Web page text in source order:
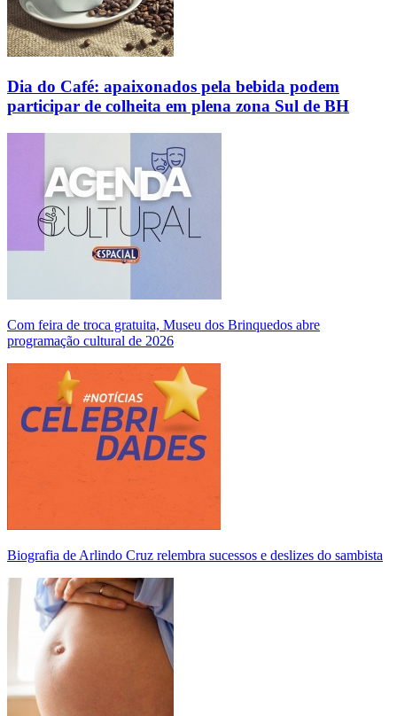
Dia do Café: apaixonados pela bebida podem
participar de colheita em plena zona Sul de BH
Com feira de troca gratuita, Museu dos Brinquedos abre
programação cultural de 2026
Biografia de Arlindo Cruz relembra sucessos e deslizes do sambista